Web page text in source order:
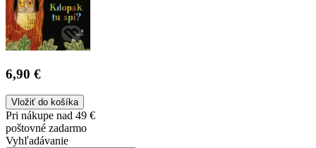
6,90 €
Vložiť do košíka
Pri nákupe nad 49 €
poštovné zadarmo
Vyhľadávanie